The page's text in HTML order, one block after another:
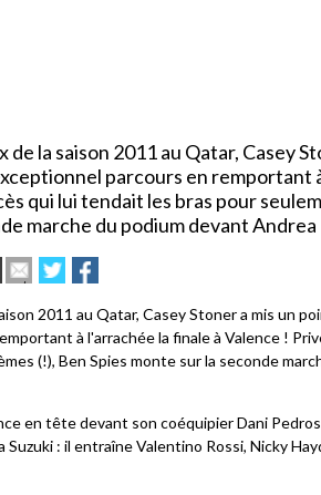
la saison 2011 au Qatar, Casey
parcours en remportant
qui lui tendait les bras pour
marche du podium devant
ImprimerEnvoyer
cet
à
un
ami
Partager
sur
sur
2011 au Qatar, Casey Stoner a mis un
à l'arrachée la finale à Valence !
(!), Ben Spies monte sur la seconde
en tête devant son coéquipier Dani
: il entraîne Valentino Rossi, Nicky